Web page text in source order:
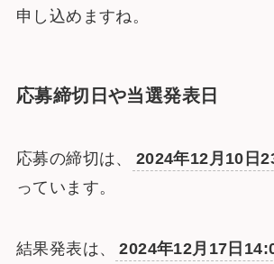
申し込めますね。
応募締切日や当選発表日
応募の締切は、 2024年12月10日
っています。
結果発表は、 2024年12月17日